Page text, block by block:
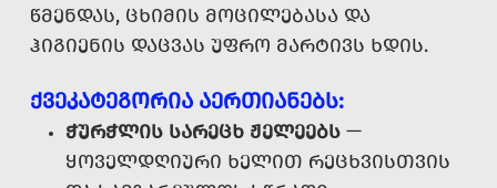
ᲬᲛᲔᲜᲓᲐᲡ, ᲪᲮᲘᲛᲘᲡ ᲛᲝᲪᲘᲚᲔᲑᲐᲡᲐ ᲓᲐ
ᲰᲘᲒᲘᲔᲜᲘᲡ ᲓᲐᲪᲕᲐᲡ ᲣᲤᲠᲝ ᲛᲐᲠᲢᲘᲕᲡ ᲮᲓᲘᲡ.
ᲥᲕᲔᲙᲐᲢᲔᲒᲝᲠᲘᲐ ᲐᲔᲠᲗᲘᲐᲜᲔᲑᲡ:
ᲭᲣᲠᲭᲚᲘᲡ ᲡᲐᲠᲔᲪᲮ ᲟᲔᲚᲔᲔᲑᲡ —
ᲧᲝᲕᲔᲚᲓᲦᲘᲣᲠᲘ ᲮᲔᲚᲘᲗ ᲠᲔᲪᲮᲕᲘᲡᲗᲕᲘᲡ